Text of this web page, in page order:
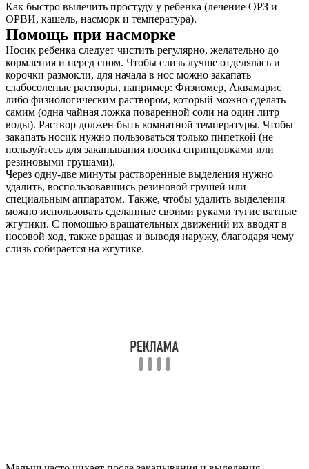
Как быстро вылечить простуду у ребенка (лечение ОРЗ и
ОРВИ, кашель, насморк и температура).
Помощь при насморке
Носик ребенка следует чистить регулярно, желательно до
кормления и перед сном. Чтобы слизь лучше отделялась и
корочки размокли, для начала в нос можно закапать
слабосоленые растворы, например: Физиомер, Аквамарис
либо физиологическим раствором, который можно сделать
самим (одна чайная ложка поваренной соли на один литр
воды). Раствор должен быть комнатной температуры. Чтобы
закапать носик нужно пользоваться только пипеткой (не
пользуйтесь для закапывания носика спринцовками или
резиновыми грушами).
Через одну-две минуты растворенные выделения нужно
удалить, воспользовавшись резиновой грушей или
специальным аппаратом. Также, чтобы удалить выделения
можно использовать сделанные своими руками тугие ватные
жгутики. С помощью вращательных движений их вводят в
носовой ход, также вращая и выводя наружу, благодаря чему
слизь собирается на жгутике.